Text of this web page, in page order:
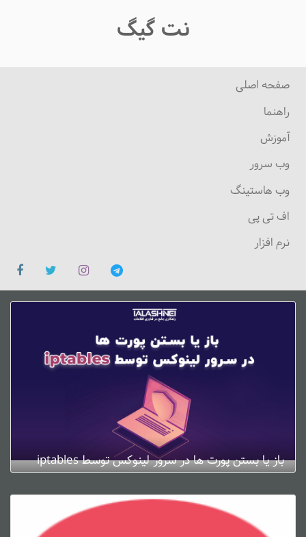
نت گیگ
صفحه اصلی
راهنما
آموزش
وب سرور
وب هاستینگ
اف تی پی
نرم افزار
باز یا بستن پورت ها در سرور لینوکس توسط iptables